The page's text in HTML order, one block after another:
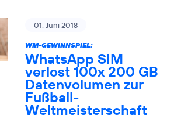
01. Juni 2018
WM-GEWINNSPIEL:
WhatsApp SIM
verlost 100x 200 GB
Datenvolumen zur
Fußball-
Weltmeisterschaft